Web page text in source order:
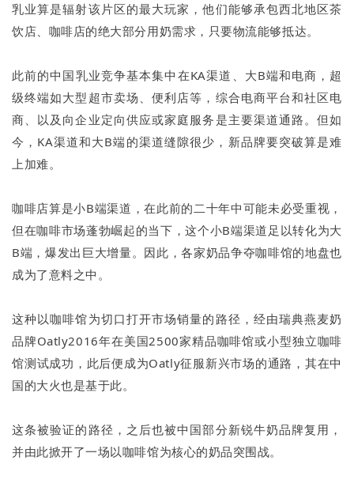
乳业算是辐射该片区的最大玩家，他们能够承包西北地区茶
饮店、咖啡店的绝大部分用奶需求，只要物流能够抵达。
此前的中国乳业竞争基本集中在KA渠道、大B端和电商，超
级终端如大型超市卖场、便利店等，综合电商平台和社区电
商、以及向企业定向供应或家庭服务是主要渠道通路。但如
今，KA渠道和大B端的渠道缝隙很少，新品牌要突破算是难
上加难。
咖啡店算是小B端渠道，在此前的二十年中可能未必受重视，
但在咖啡市场蓬勃崛起的当下，这个小B端渠道足以转化为大
B端，爆发出巨大增量。因此，各家奶品争夺咖啡馆的地盘也
成为了意料之中。
这种以咖啡馆为切口打开市场销量的路径，经由瑞典燕麦奶
品牌Oatly2016年在美国2500家精品咖啡馆或小型独立咖啡
馆测试成功，此后便成为Oatly征服新兴市场的通路，其在中
国的大火也是基于此。
这条被验证的路径，之后也被中国部分新锐牛奶品牌复用，
并由此掀开了一场以咖啡馆为核心的奶品突围战。